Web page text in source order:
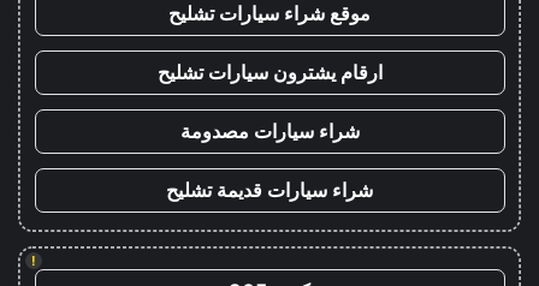
موقع شراء سيارات تشليح
ارقام يشترون سيارات تشليح
شراء سيارات مصدومة
شراء سيارات قديمة تشليح
!